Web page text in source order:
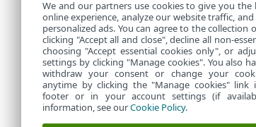
We and our partners use cookies to give you the
online experience, analyze our website traffic,
personalized ads. You can agree to the collection
clicking "Accept all and close", decline all non-
choosing "Accept essential cookies only", or
settings by clicking "Manage cookies". You also
withdraw your consent or change your
anytime by clicking the "Manage cookies" link
footer or in your account settings (if
information, see ourCookie Policy.